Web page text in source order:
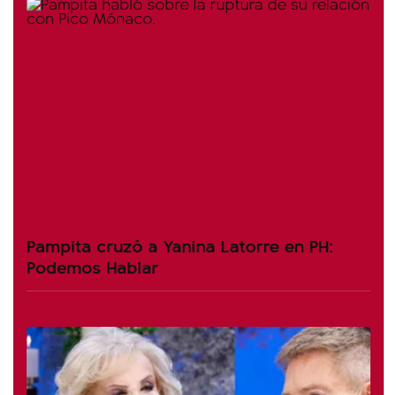
Pampita cruzó a Yanina Latorre en PH:
Podemos Hablar